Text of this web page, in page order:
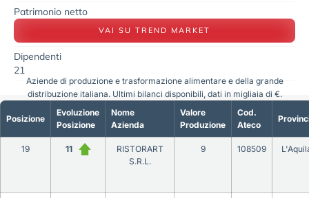
Patrimonio netto
VAI SU TREND MARKET
Dipendenti
21
Posizione
Evoluzione
Posizione
Nome
Azienda
Valore
Produzione
Cod.
Ateco
19 11
RISTORART
S.R.L.
9 108509
Aziende di produzione e trasformazione alimentare e della grande
distribuzione italiana. Ultimi bilanci disponibili, dati in migliaia di €.